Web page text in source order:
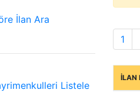
İlan Ara
Listele
1
İLAN